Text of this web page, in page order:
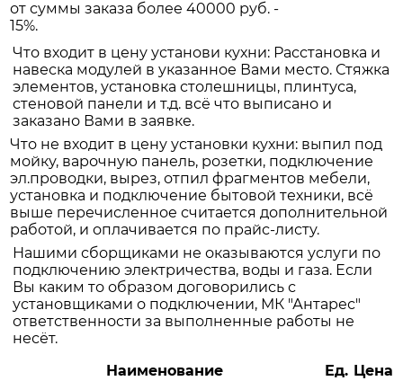
от суммы заказа более 40000 руб. -
15%.
Что входит в цену установи кухни: Расстановка и
навеска модулей в указанное Вами место. Стяжка
элементов, установка столешницы, плинтуса,
стеновой панели и т.д. всё что выписано и
заказано Вами в заявке.
Что не входит в цену установки кухни: выпил под
мойку, варочную панель, розетки, подключение
эл.проводки, вырез, отпил фрагментов мебели,
установка и подключение бытовой техники, всё
выше перечисленное считается дополнительной
работой, и оплачивается по прайс-листу.
Нашими сборщиками не оказываются услуги по
подключению электричества, воды и газа. Если
Вы каким то образом договорились с
установщиками о подключении, МК "Антарес"
ответственности за выполненные работы не
несёт.
Наименование
Ед. Цена